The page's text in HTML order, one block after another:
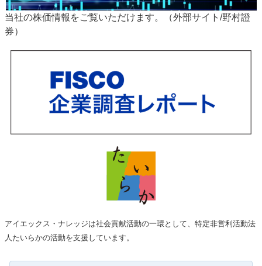
当社の株価情報をご覧いただけます。（外部サイト/野村證
券）
アイエックス・ナレッジは社会貢献活動の一環として、特定非営利活動法
人たいらかの活動を支援しています。